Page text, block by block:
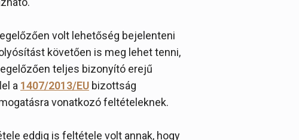
volt lehetőség bejelenteni
követően is meg lehet tenni,
teljes bizonyító erejű
a 1407/2013/EU bizottság
vonatkozó feltételeknek.
eddig is feltétele volt annak, hogy